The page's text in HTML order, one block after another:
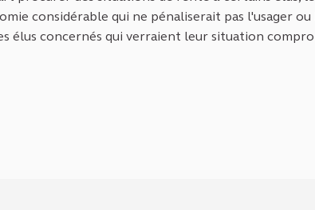
considérable qui ne pénaliserait pas l'usager ou
élus concernés qui verraient leur situation